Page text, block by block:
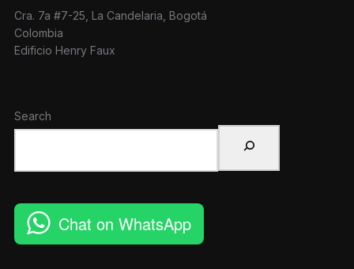
Cra. 7a #7-25, La Candelaria, Bogotá
Colombia
Edificio Henry Faux
Search
Chat on WhatsApp